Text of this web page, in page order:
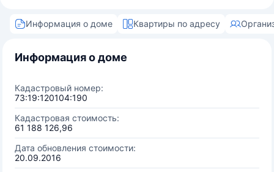
Информация о доме Квартиры по адресу
Информация о доме
Кадастровый номер:
73:19:120104:190
Кадастровая стоимость:
61 188 126,96
Дата обновления стоимости:
20.09.2016